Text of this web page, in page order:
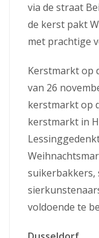
via de straat
de kerst pakt
met prachtige
Kerstmarkt op
van 26
kerstmarkt op
kerstmarkt in
suikerbakkers,
voldoende te